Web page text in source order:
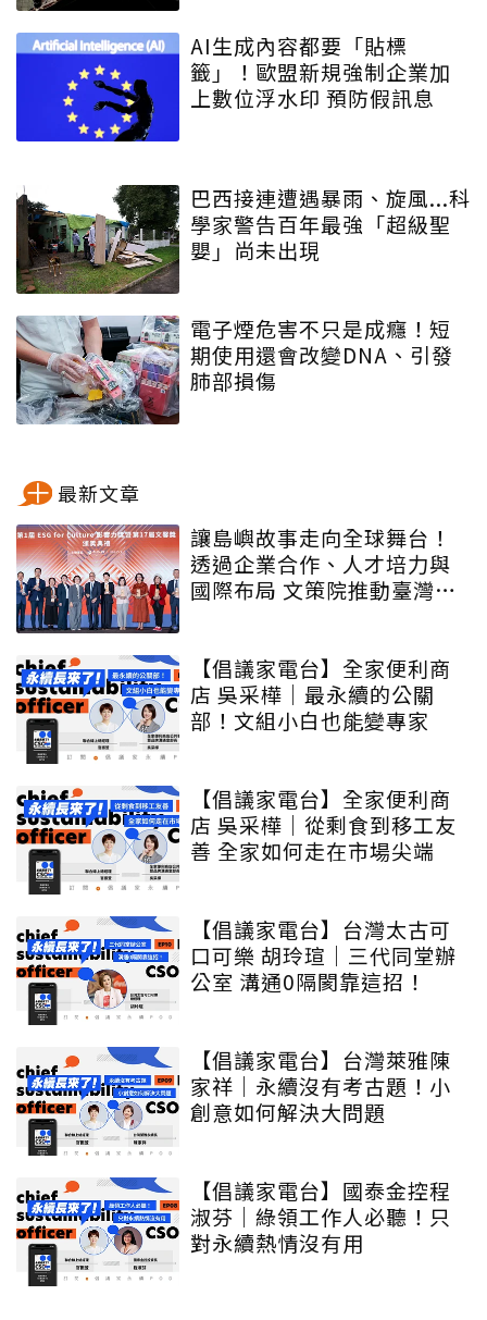
AI生成內容都要「貼標
籤」！歐盟新規強制企業加
上數位浮水印 預防假訊息
巴西接連遭遇暴雨、旋風...科
學家警告百年最強「超級聖
嬰」尚未出現
電子煙危害不只是成癮！短
期使用還會改變DNA、引發
肺部損傷
最新文章
讓島嶼故事走向全球舞台！
透過企業合作、人才培力與
國際布局 文策院推動臺灣文
【倡議家電台】全家便利商
店 吳采樺｜最永續的公關
部！文組小白也能變專家
【倡議家電台】全家便利商
店 吳采樺｜從剩食到移工友
善 全家如何走在市場尖端
【倡議家電台】台灣太古可
口可樂 胡玲瑄｜三代同堂辦
公室 溝通0隔閡靠這招！
【倡議家電台】台灣萊雅陳
家祥｜永續沒有考古題！小
創意如何解決大問題
【倡議家電台】國泰金控程
淑芬｜綠領工作人必聽！只
對永續熱情沒有用